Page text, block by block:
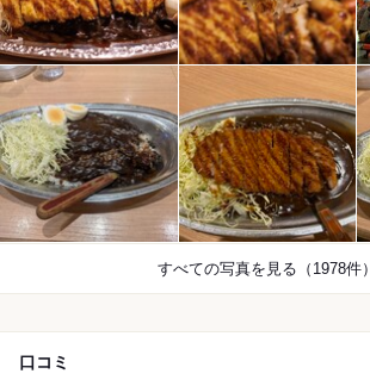
すべての写真を見る（1978件）
口コミ